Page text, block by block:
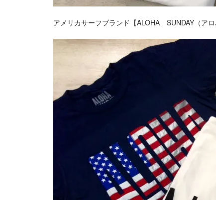
アメリカサーフブランド【ALOHA SUNDAY（ア